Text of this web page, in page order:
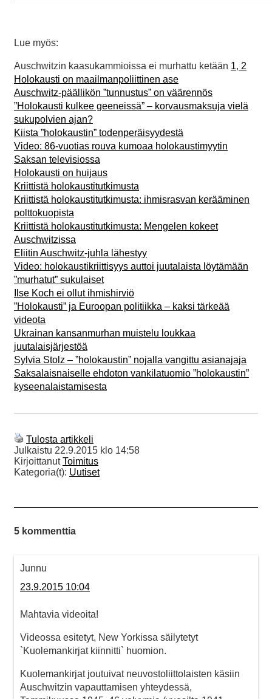
Lue myös:
Auschwitzin kaasukammioissa ei murhattu ketään 1, 2
Holokausti on maailmanpoliittinen ase
Auschwitz-päällikön ”tunnustus” on väärennös
”Holokausti kulkee geeneissä” – korvausmaksuja vielä
sukupolvien ajan?
Kiista ”holokaustin” todenperäisyydestä
Video: 86-vuotias rouva kumoaa holokaustimyytin
Saksan televisiossa
Holokausti on huijaus
Kriittistä holokaustitutkimusta
Kriittistä holokaustitutkimusta: ihmisrasvan kerääminen
polttokuopista
Kriittistä holokaustitutkimusta: Mengelen kokeet
Auschwitzissa
Eliitin Auschwitz-juhla lähestyy
Video: holokaustikriittisyys auttoi juutalaista löytämään
”murhatut” sukulaiset
Ilse Koch ei ollut ihmishirviö
”Holokausti” ja Euroopan politiikka – kaksi tärkeää
videota
Ukrainan kansanmurhan muistelu loukkaa
juutalaisjärjestöä
Sylvia Stolz – ”holokaustin” nojalla vangittu asianajaja
Saksalaisnaiselle ehdoton vankilatuomio ”holokaustin”
kyseenalaistamisesta
Tulosta artikkeli
Julkaistu 22.9.2015 klo 14:58
KirjoittanutToimitus
Kategoria(t): Uutiset
5 kommenttia
Junnu
23.9.2015 10:04
Mahtavia videoita!
Videossa esitetyt, New Yorkissa säilytetyt
`Kuolemankirjat kiinnitti` huomion.
Kuolemankirjat joutuivat neuvostoliittolaisten käsiin
Auschwitzin vapauttamisen yhteydessä,